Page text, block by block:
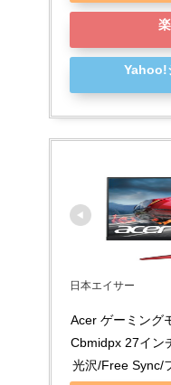
Yahoo!
日本エイサー
Acer ゲーミング
Cbmidpx 27イン
光沢/Free Sync/